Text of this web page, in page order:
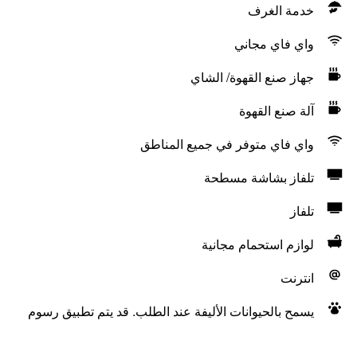
خدمة الغرف
واي فاي مجاني
جهاز صنع القهوة/ الشاي
آلة صنع القهوة
واي فاي متوفر في جميع المناطق
تلفاز بشاشة مسطحة
تلفاز
لوازم استحمام مجانية
انترنت
يسمح بالحيوانات الأليفة عند الطلب. قد يتم تطبيق رسوم